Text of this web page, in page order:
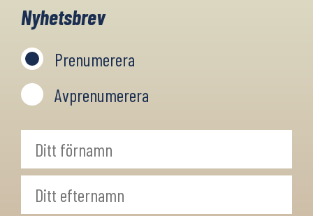
Nyhetsbrev
Prenumerera
Avprenumerera